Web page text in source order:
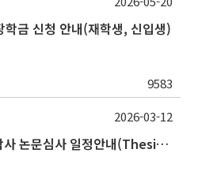
금 신청 안내(재학생, 신입생)
9583
2026학년도 1학기 석 · 박사 논문심사 일정안내(Thesis Defense Schedules)
2026-03-12